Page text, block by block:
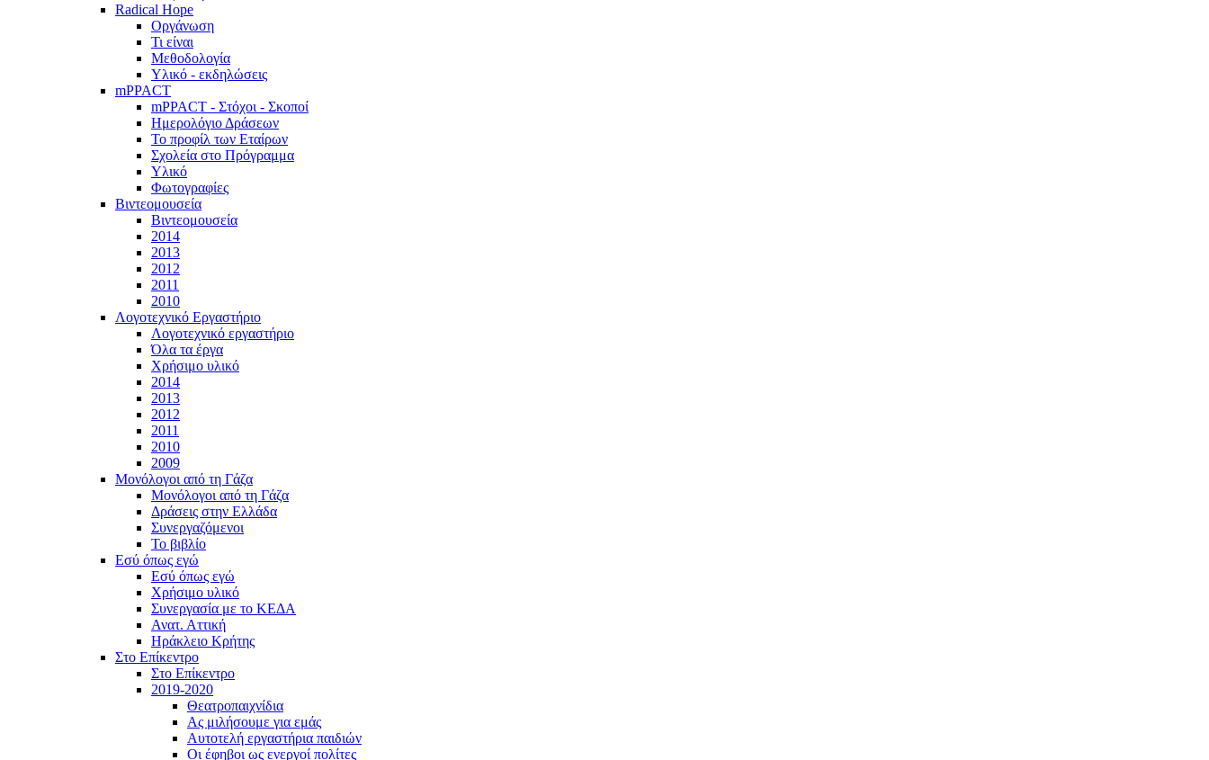
Radical Hope
Οργάνωση
Τι είναι
Μεθοδολογία
Υλικό - εκδηλώσεις
mPPACT
mPPACT - Στόχοι - Σκοποί
Ημερολόγιο Δράσεων
Το προφίλ των Εταίρων
Σχολεία στο Πρόγραμμα
Υλικό
Φωτογραφίες
Βιντεομουσεία
Βιντεομουσεία
2014
2013
2012
2011
2010
Λογοτεχνικό Εργαστήριο
Λογοτεχνικό εργαστήριο
Όλα τα έργα
Χρήσιμο υλικό
2014
2013
2012
2011
2010
2009
Μονόλογοι από τη Γάζα
Μονόλογοι από τη Γάζα
Δράσεις στην Ελλάδα
Συνεργαζόμενοι
To βιβλίο
Εσύ όπως εγώ
Εσύ όπως εγώ
Χρήσιμο υλικό
Συνεργασία με το ΚΕΔΑ
Ανατ. Αττική
Ηράκλειο Κρήτης
Στο Επίκεντρο
Στο Επίκεντρο
2019-2020
Θεατροπαιχνίδια
Ας μιλήσουμε για εμάς
Αυτοτελή εργαστήρια παιδιών
Οι έφηβοι ως ενεργοί πολίτες